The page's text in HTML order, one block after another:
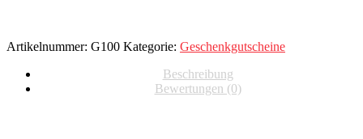
Artikelnummer: G100 Kategorie: Geschenkgutscheine
Beschreibung
Bewertungen (0)